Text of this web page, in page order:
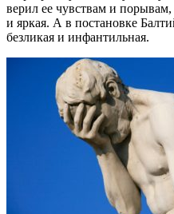
верил ее чувствам и
и яркая. А в постановке
безликая и инфантильная.